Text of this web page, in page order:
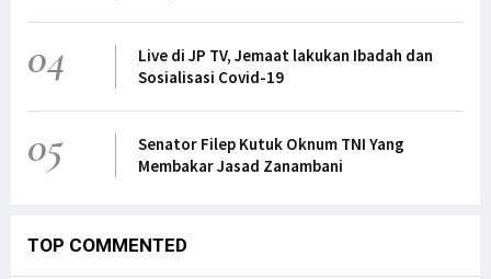
04
Live di JP TV, Jemaat lakukan Ibadah dan
Sosialisasi Covid-19
05
Senator Filep Kutuk Oknum TNI Yang
Membakar Jasad Zanambani
TOP COMMENTED